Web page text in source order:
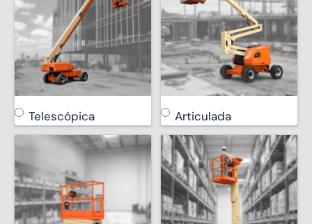
Telescópica Articulada